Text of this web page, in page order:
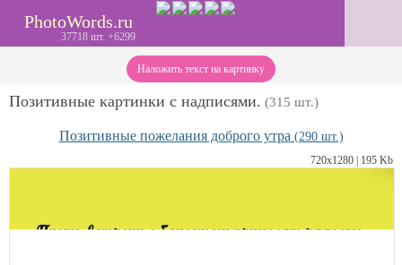
PhotoWords.ru
37718 шт. +6299
Наложить текст на картинку
Позитивные картинки с надписями. (315 шт.)
Позитивные пожелания доброго утра(290 шт.)
720х1280 | 195 Kb